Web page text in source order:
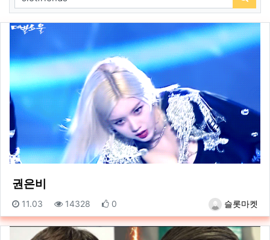
검색
권은비
등록자슬롯마켓
등록일
11.03 조회
14328 추천
0